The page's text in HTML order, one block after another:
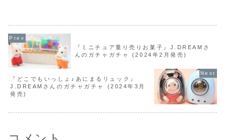
『ミニチュア量り売りお菓子』J.DREAMさ
んのガチャガチャ (2024年2月発売)
『どこでもいっしょ♪あにまるリュック』
J.DREAMさんのガチャガチャ (2024年3月
発売)